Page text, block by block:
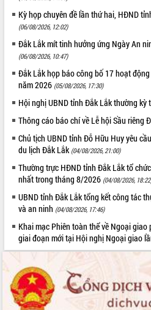
Hôm nay: 8666
Tất cả:
66021406
Kỳ họp chuyên đề lần thứ hai, HĐND
(06/08/2026, 12:02)
Đắk Lắk mít tinh hưởng ứng Ngày An
(06/08/2026, 10:47)
Đắk Lắk họp báo công bố 17 hoạt
năm 2026 (05/08/2026, 17:30)
Hội nghị UBND tỉnh Đắk Lắk thường kỳ
Thông cáo báo chí về Lễ hội Sầu riêng
Chủ tịch UBND tỉnh Đỗ Hữu Huy yêu
du lịch Đắk Lắk (04/08/2026, 21:00)
Thường trực HĐND tỉnh Đắk Lắk tổ
nhất trong tháng 8/2026 (04/08/2026,
UBND tỉnh Đắk Lắk tổng kết công tác
và an ninh (04/08/2026, 17:46)
Khai mạc Phiên toàn thể về Ngoại
giai đoạn mới tại Hội nghị Ngoại giao